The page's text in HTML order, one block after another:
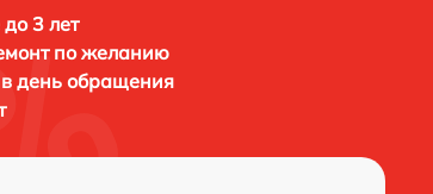
до 3 лет
по желанию
в день обращения